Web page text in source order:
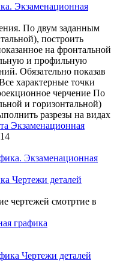
Экзаменационная
По двум заданным
построить
на фронтальной
и профильную
Обязательно показав
характерные точки
черчение По
и горизонтальной)
разрезы на видах
Экзаменационная
Чертежи деталей
чертежей смотртие в
графика